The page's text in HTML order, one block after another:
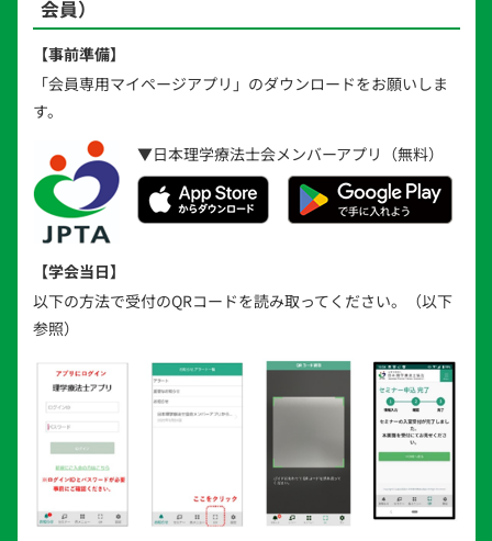
会員）
【事前準備】
「会員専用マイページアプリ」のダウンロードをお願いしま
す。
▼日本理学療法士会メンバーアプリ（無料）
【学会当日】
以下の方法で受付のQRコードを読み取ってください。（以下
参照）